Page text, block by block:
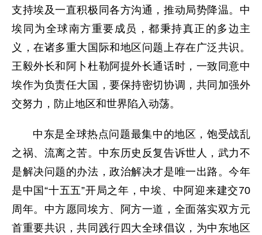
支持埃及一直积极同各方沟通，推动局势降温。中
埃同为全球南方重要成员，都秉持真正的多边主
义，在诸多重大国际和地区问题上存在广泛共识。
王毅外长和阿卜杜勒阿提外长通话时，一致同意中
埃作为负责任大国，要保持密切协调，共同加强外
交努力，防止地区和世界陷入动荡。
中东是全球热点问题最集中的地区，饱受战乱
之祸、流离之苦。中东历史反复告诉世人，武力不
是解决问题的办法，政治解决才是唯一出路。今年
是中国“十五五”开局之年，中埃、中阿迎来建交70
周年。中方愿同埃方、阿方一道，全面落实双方元
首重要共识，共同践行四大全球倡议，为中东地区